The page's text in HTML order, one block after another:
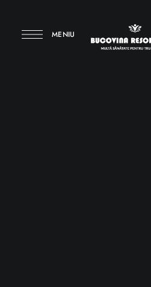
MENIU